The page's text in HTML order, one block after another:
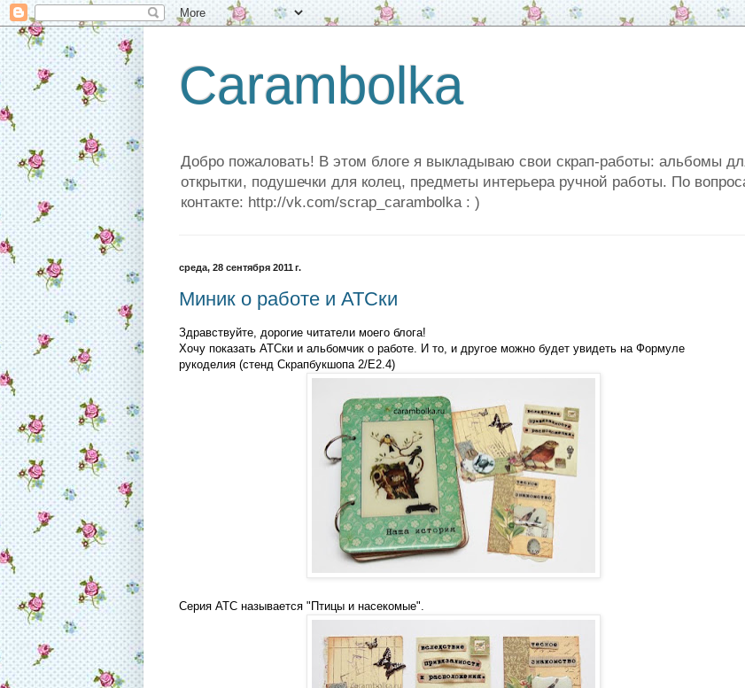
Carambolka
Добро пожаловать! В этом блоге я выкладываю свои скрап-работы: альбомы
открытки, подушечки для колец, предметы интерьера ручной работы. По
контакте: http://vk.com/scrap_carambolka : )
среда, 28 сентября 2011 г.
Миник о работе и АТСки
Здравствуйте, дорогие читатели моего блога!
Хочу показать АТСки и альбомчик о работе. И то, и другое можно будет увидеть на Формуле
рукоделия (стенд Скрапбукшопа 2/Е2.4)
Серия АТС называется "Птицы и насекомые".